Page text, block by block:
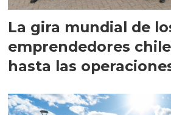
La gira mundial de
emprendedores
hasta las